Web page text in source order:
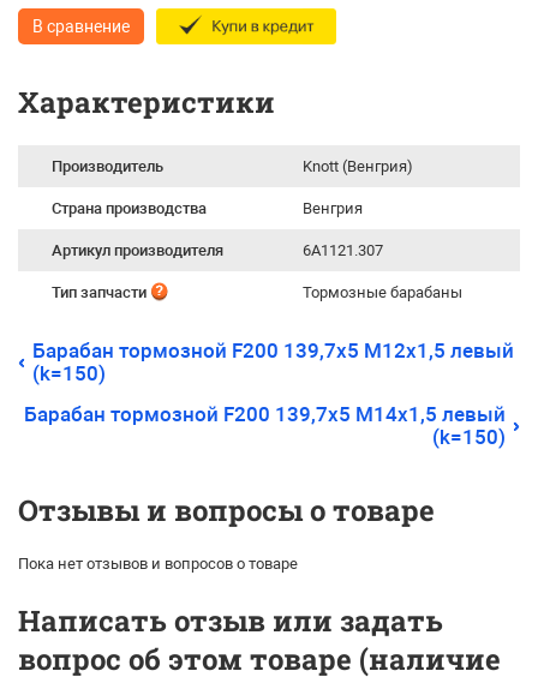
В сравнение
Характеристики
Производитель Knott (Венгрия)
Страна производства Венгрия
Артикул производителя 6A1121.307
Тип запчасти Тормозные барабаны
Барабан тормозной F200 139,7х5 М12х1,5 левый
(k=150)
Барабан тормозной F200 139,7х5 М14х1,5 левый
(k=150)
Отзывы и вопросы о товаре
Пока нет отзывов и вопросов о товаре
Написать отзыв или задать
вопрос об этом товаре (наличие